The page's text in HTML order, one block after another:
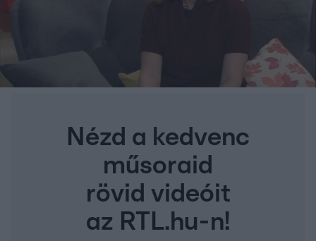
Nézd a kedvenc
műsoraid
rövid videóit
az RTL.hu-n!